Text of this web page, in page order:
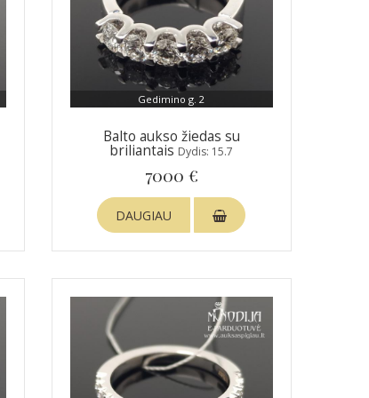
Gedimino g. 2
Balto aukso žiedas su
briliantais Dydis: 15.7
7000 €
DAUGIAU